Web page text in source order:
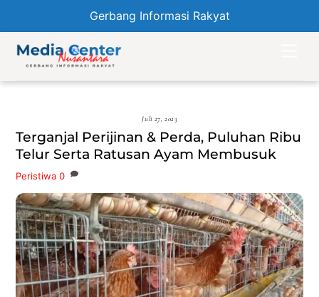
Gerbang Informasi Rakyat
content
Juli 27, 2023
Terganjal Perijinan & Perda, Puluhan Ribu
Telur Serta Ratusan Ayam Membusuk
Peristiwa 0